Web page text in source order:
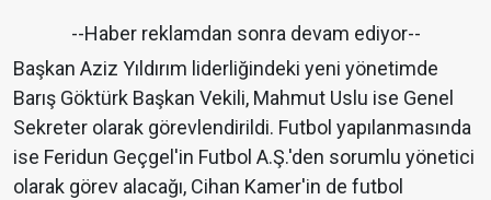
--Haber reklamdan sonra devam ediyor--
Başkan Aziz Yıldırım liderliğindeki yeni yönetimde
Barış Göktürk Başkan Vekili, Mahmut Uslu ise Genel
Sekreter olarak görevlendirildi. Futbol yapılanmasında
ise Feridun Geçgel'in Futbol A.Ş.'den sorumlu yönetici
olarak görev alacağı, Cihan Kamer'in de futbol